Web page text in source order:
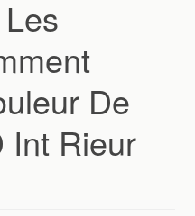
De
Int Rieur